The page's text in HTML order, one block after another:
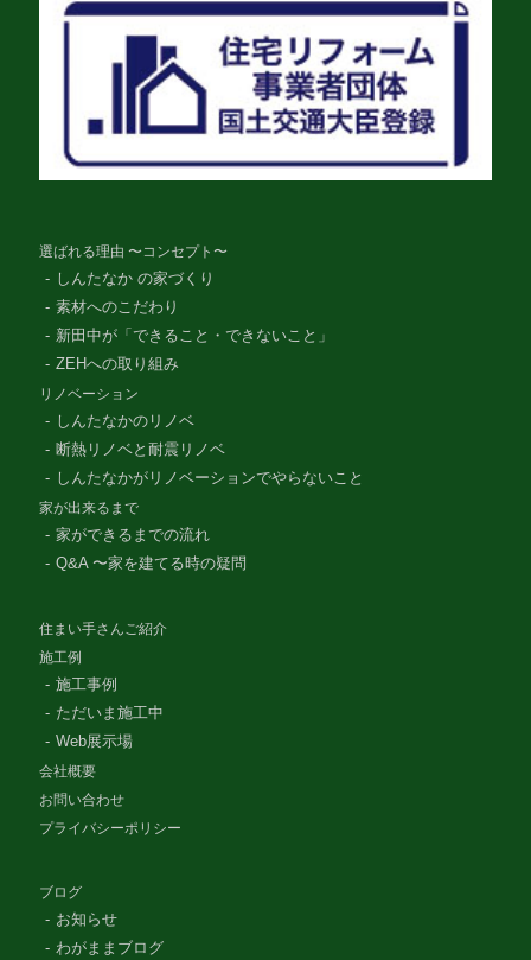
選ばれる理由 〜コンセプト〜
しんたなか の家づくり
素材へのこだわり
新田中が「できること・できないこと」
ZEHへの取り組み
リノベーション
しんたなかのリノベ
断熱リノベと耐震リノベ
しんたなかがリノベーションでやらないこと
家が出来るまで
家ができるまでの流れ
Q&A 〜家を建てる時の疑問
住まい手さんご紹介
施工例
施工事例
ただいま施工中
Web展示場
会社概要
お問い合わせ
プライバシーポリシー
ブログ
お知らせ
わがままブログ